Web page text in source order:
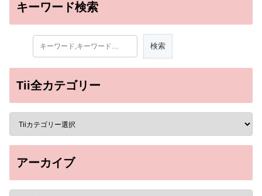
キーワード検索
Tii全カテゴリー
アーカイブ